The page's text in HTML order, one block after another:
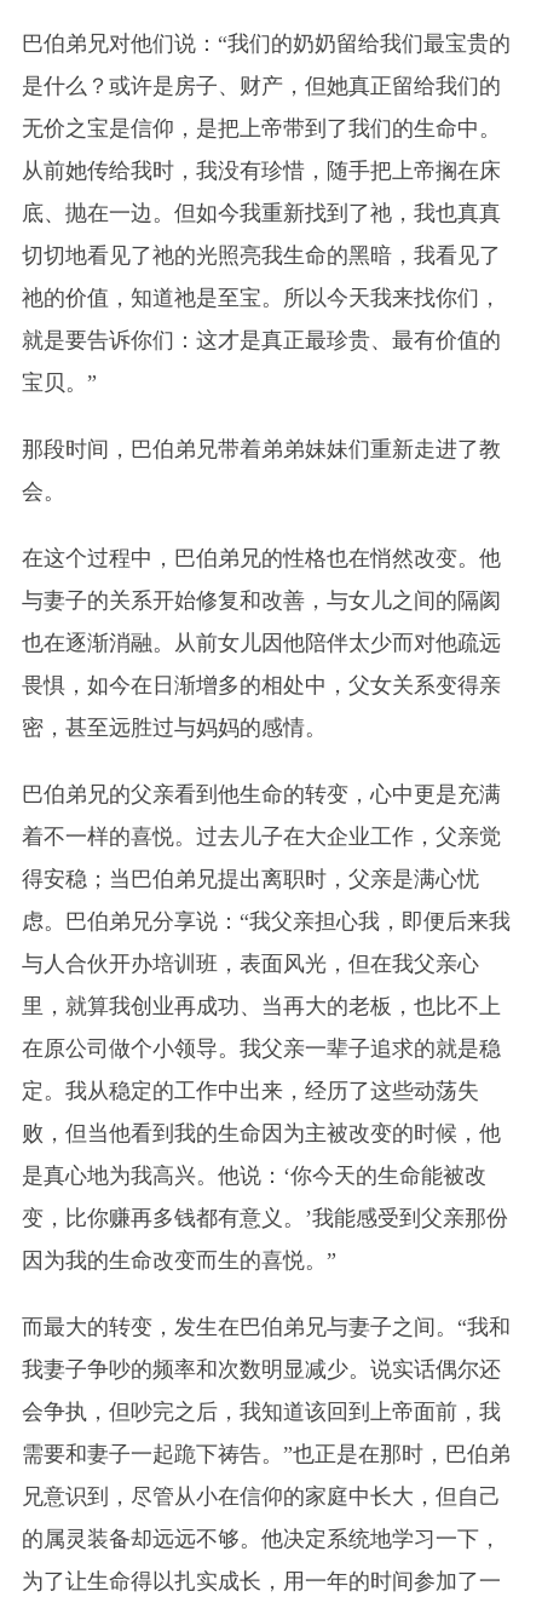
巴伯弟兄对他们说：“我们的奶奶留给我们最宝贵的
是什么？或许是房子、财产，但她真正留给我们的
无价之宝是信仰，是把上帝带到了我们的生命中。
从前她传给我时，我没有珍惜，随手把上帝搁在床
底、抛在一边。但如今我重新找到了祂，我也真真
切切地看见了祂的光照亮我生命的黑暗，我看见了
祂的价值，知道祂是至宝。所以今天我来找你们，
就是要告诉你们：这才是真正最珍贵、最有价值的
宝贝。”
那段时间，巴伯弟兄带着弟弟妹妹们重新走进了教
会。
在这个过程中，巴伯弟兄的性格也在悄然改变。他
与妻子的关系开始修复和改善，与女儿之间的隔阂
也在逐渐消融。从前女儿因他陪伴太少而对他疏远
畏惧，如今在日渐增多的相处中，父女关系变得亲
密，甚至远胜过与妈妈的感情。
巴伯弟兄的父亲看到他生命的转变，心中更是充满
着不一样的喜悦。过去儿子在大企业工作，父亲觉
得安稳；当巴伯弟兄提出离职时，父亲是满心忧
虑。巴伯弟兄分享说：“我父亲担心我，即便后来我
与人合伙开办培训班，表面风光，但在我父亲心
里，就算我创业再成功、当再大的老板，也比不上
在原公司做个小领导。我父亲一辈子追求的就是稳
定。我从稳定的工作中出来，经历了这些动荡失
败，但当他看到我的生命因为主被改变的时候，他
是真心地为我高兴。他说：‘你今天的生命能被改
变，比你赚再多钱都有意义。’我能感受到父亲那份
因为我的生命改变而生的喜悦。”
而最大的转变，发生在巴伯弟兄与妻子之间。“我和
我妻子争吵的频率和次数明显减少。说实话偶尔还
会争执，但吵完之后，我知道该回到上帝面前，我
需要和妻子一起跪下祷告。”也正是在那时，巴伯弟
兄意识到，尽管从小在信仰的家庭中长大，但自己
的属灵装备却远远不够。他决定系统地学习一下，
为了让生命得以扎实成长，用一年的时间参加了一